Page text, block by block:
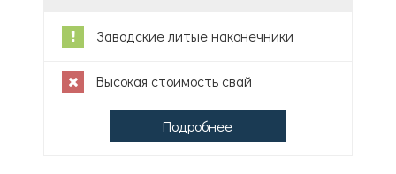
Заводские литые наконечники
Высокая стоимость свай
Подробнее